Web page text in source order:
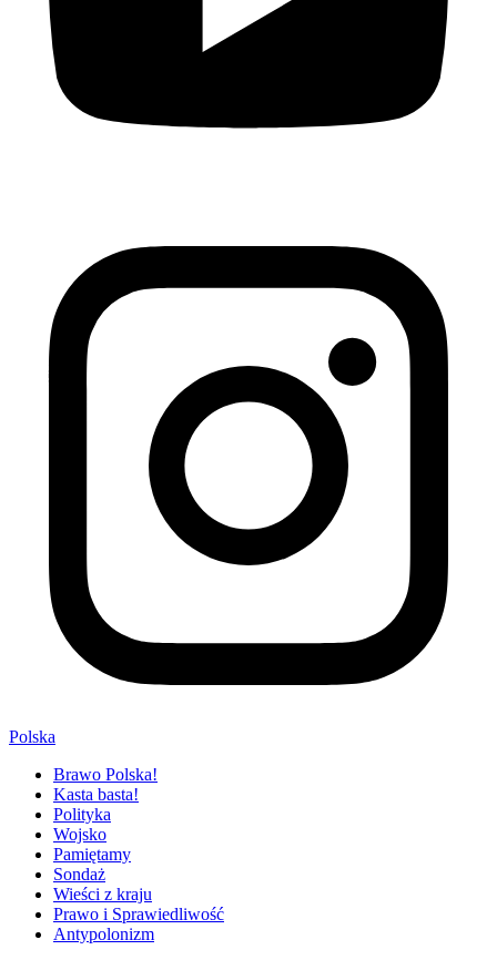
Polska
Brawo Polska!
Kasta basta!
Polityka
Wojsko
Pamiętamy
Sondaż
Wieści z kraju
Prawo i Sprawiedliwość
Antypolonizm